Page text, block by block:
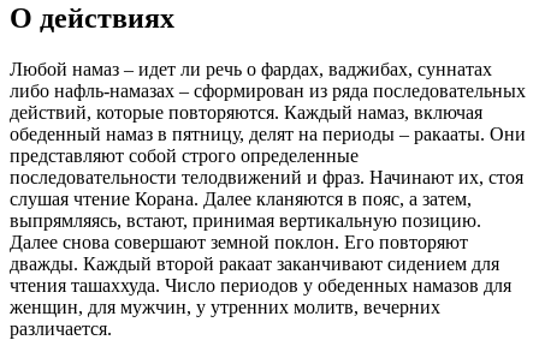
О действиях
Любой намаз – идет ли речь о фардах, ваджибах, суннатах
либо нафль-намазах – сформирован из ряда последовательных
действий, которые повторяются. Каждый намаз, включая
обеденный намаз в пятницу, делят на периоды – ракааты. Они
представляют собой строго определенные
последовательности телодвижений и фраз. Начинают их, стоя
слушая чтение Корана. Далее кланяются в пояс, а затем,
выпрямляясь, встают, принимая вертикальную позицию.
Далее снова совершают земной поклон. Его повторяют
дважды. Каждый второй ракаат заканчивают сидением для
чтения ташаххуда. Число периодов у обеденных намазов для
женщин, для мужчин, у утренних молитв, вечерних
различается.